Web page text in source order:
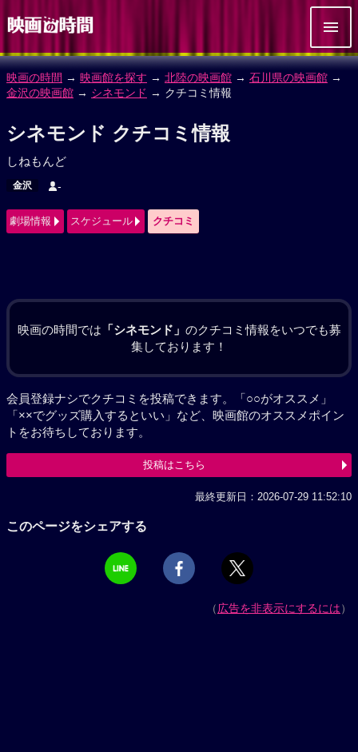
映画の時間 → 映画館を探す → 北陸の映画館 → 石川県の映画館 →
金沢の映画館 → シネモンド → クチコミ情報
シネモンド クチコミ情報
しねもんど
金沢 -
劇場情報 スケジュール クチコミ
映画の時間では 「シネモンド」 のクチコミ情報をいつでも募
集しております！
会員登録ナシでクチコミを投稿できます。「○○がオススメ」
「××でグッズ購入するといい」など、映画館のオススメポイン
トをお待ちしております。
投稿はこちら
最終更新日：2026-07-29 11:52:10
このページをシェアする
（広告を非表示にするには）